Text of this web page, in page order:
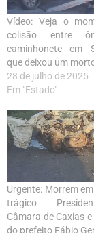
Vídeo: Veja o
colisão entre
caminhonete em
que deixou um
28 de julho de 2025
Em "Estado"
Urgente: Morrem
trágico
Câmara de Caxias
do prefeito Fábio